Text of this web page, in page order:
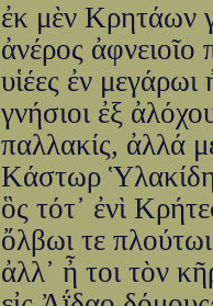
ἐκ μὲν Κρητάων
ἀνέρος ἀφνειοῖο
υἱέες ἐν
γνήσιοι ἐξ
παλλακίς, ἀλλά
Κάστωρ
ὃς τότ᾽ ἐνὶ
ὄλβωι τε
ἀλλ᾽ ἦ τοι τὸν